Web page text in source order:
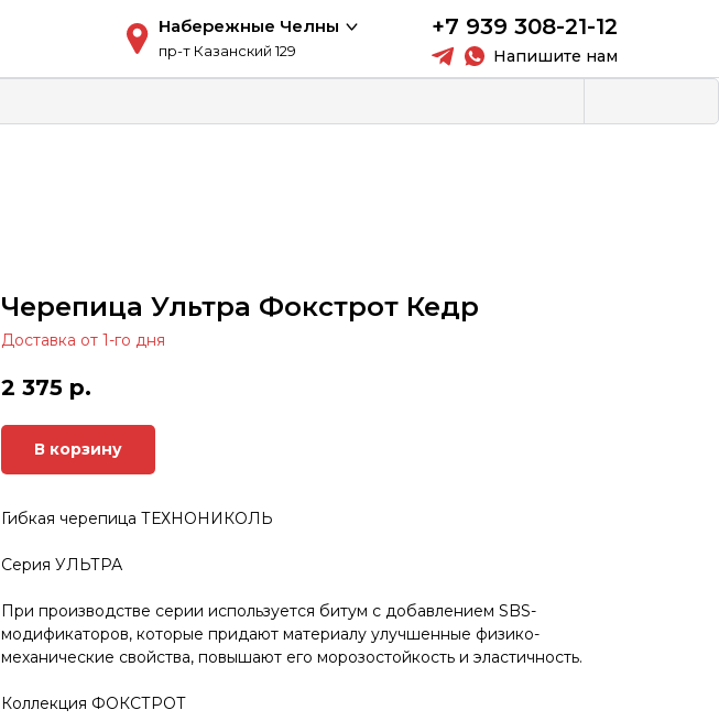
пр-т Казанский 129
Набережные Челны +7 939 308-21-12
Напишите нам
Черепица Ультра Фокстрот Кедр
Доставка от 1-го дня
2 375 р.
В корзину
Гибкая черепица ТЕХНОНИКОЛЬ
Серия УЛЬТРА
При производстве серии используется битум с добавлением SBS-
модификаторов, которые придают материалу улучшенные физико-
механические свойства, повышают его морозостойкость и эластичность.
Коллекция ФОКСТРОТ